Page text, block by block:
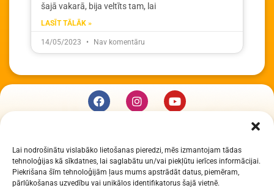
Lai nodrošinātu vislabāko lietošanas pieredzi, mēs izmantojam tādas
tehnoloģijas kā sīkdatnes, lai saglabātu un/vai piekļūtu ierīces informācijai.
Piekrišana šīm tehnoloģijām ļaus mums apstrādāt datus, piemēram,
pārlūkošanas uzvedību vai unikālos identifikatorus šajā vietnē.
šajā vakarā, bija veltīts tam, lai
LASĪT TĀLĀK »
14/05/2023 Nav komentāru
Daugavpils Zinātņu vidusskola
Raiņa iela 30, Daugavpils, LV-5401
Reģ. Nr. 2713903513 (IZM)